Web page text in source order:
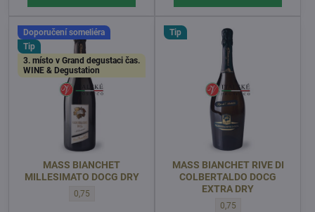
Doporučení someliéra
Tip
3. místo v Grand degustaci čas.
WINE & Degustation
MASS BIANCHET
MILLESIMATO DOCG DRY
MASS BIANCHET MILLESIMATO DOCG DRY - OBJEM l:
0,75
Tip
MASS BIANCHET RIVE DI
COLBERTALDO DOCG
EXTRA DRY
MASS BIANCHET RIVE
0,75